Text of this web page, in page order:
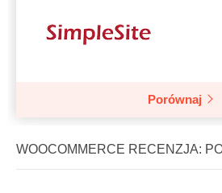
Porównaj
WOOCOMMERCE RECENZJA: